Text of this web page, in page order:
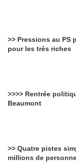
>> Pressions au PS
pour les très riches
>>>> Rentrée
Beaumont
>> Quatre pistes
millions de